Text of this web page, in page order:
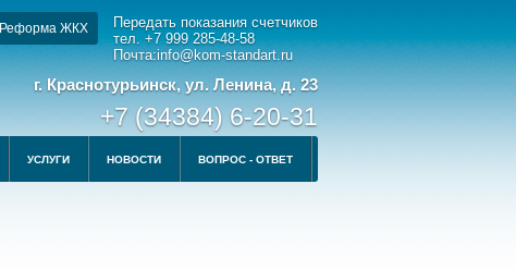
Передать показания счетчиков
тел. +7 999 285-48-58
Почта:info@kom-standart.ru
Реформа ЖКХ
г. Краснотурьинск, ул. Ленина, д. 23
+7 (34384) 6-20-31
УСЛУГИ НОВОСТИ ВОПРОС - ОТВЕТ